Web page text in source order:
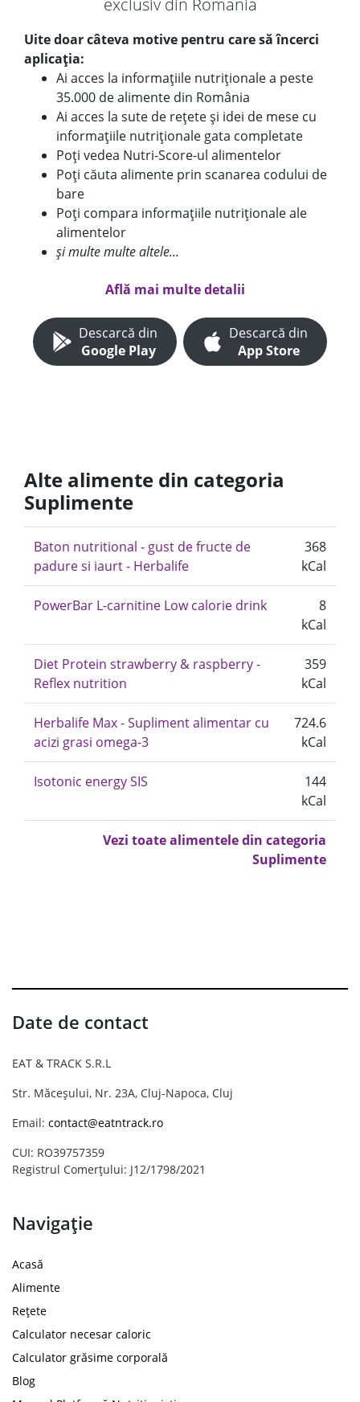
exclusiv din România
Uite doar câteva motive pentru care să încerci
aplicația:
Ai acces la informațiile nutriționale a peste
35.000 de alimente din România
Ai acces la sute de rețete și idei de mese cu
informațiile nutriționale gata completate
Poți vedea Nutri-Score-ul alimentelor
Poți căuta alimente prin scanarea codului de
bare
Poți compara informațiile nutriționale ale
alimentelor
și multe multe altele...
Află mai multe detalii
Descarcă din
Google Play
Descarcă din
App Store
Alte alimente din categoria
Suplimente
Baton nutritional - gust de fructe de
padure si iaurt - Herbalife
368
kCal
PowerBar L-carnitine Low calorie drink
8
kCal
Diet Protein strawberry & raspberry -
Reflex nutrition
359
kCal
Herbalife Max - Supliment alimentar cu
acizi grasi omega-3
724.6
kCal
Isotonic energy SIS
144
kCal
Vezi toate alimentele din categoria
Suplimente
Date de contact
EAT & TRACK S.R.L
Str. Măceșului, Nr. 23A, Cluj-Napoca, Cluj
Email: contact@eatntrack.ro
CUI: RO39757359
Registrul Comerțului: J12/1798/2021
Navigație
Acasă
Alimente
Rețete
Calculator necesar caloric
Calculator grăsime corporală
Blog